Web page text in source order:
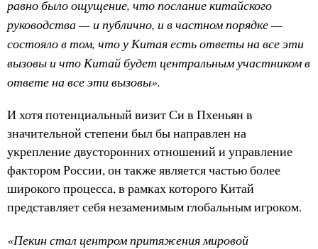
равно было ощущение, что послание китайского
руководства — и публично, и в частном порядке —
состояло в том, что у Китая есть ответы на все эти
вызовы и что Китай будет центральным участником в
ответе на все эти вызовы».
И хотя потенциальный визит Си в Пхеньян в
значительной степени был бы направлен на
укрепление двусторонних отношений и управление
фактором России, он также является частью более
широкого процесса, в рамках которого Китай
представляет себя незаменимым глобальным игроком.
«Пекин стал центром притяжения мировой